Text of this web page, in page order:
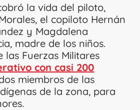
la vida del piloto,
el copiloto Hernán
y Magdalena
madre de los niños.
las Fuerzas Militares
con casi 200
miembros de las
de la zona, para